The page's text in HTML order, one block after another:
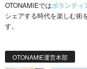
OTONAMIEではボランティ
シェアする時代を楽しむ術
す。
OTONAMIE運営本部